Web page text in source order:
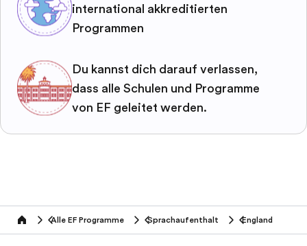
international akkreditierten
Programmen
Du kannst dich darauf verlassen,
dass alle Schulen und Programme
von EF geleitet werden.
home Alle EF Programme Sprachaufenthalt England